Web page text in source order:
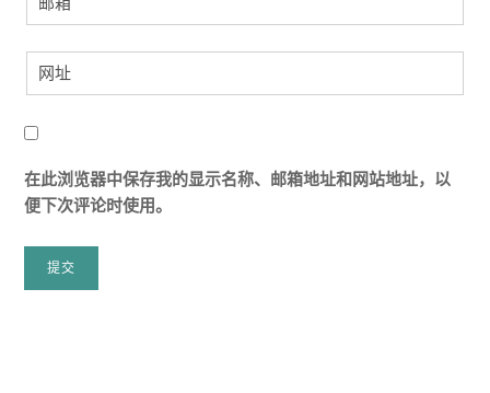
在此浏览器中保存我的显示名称、邮箱地址和网站地址，以
便下次评论时使用。